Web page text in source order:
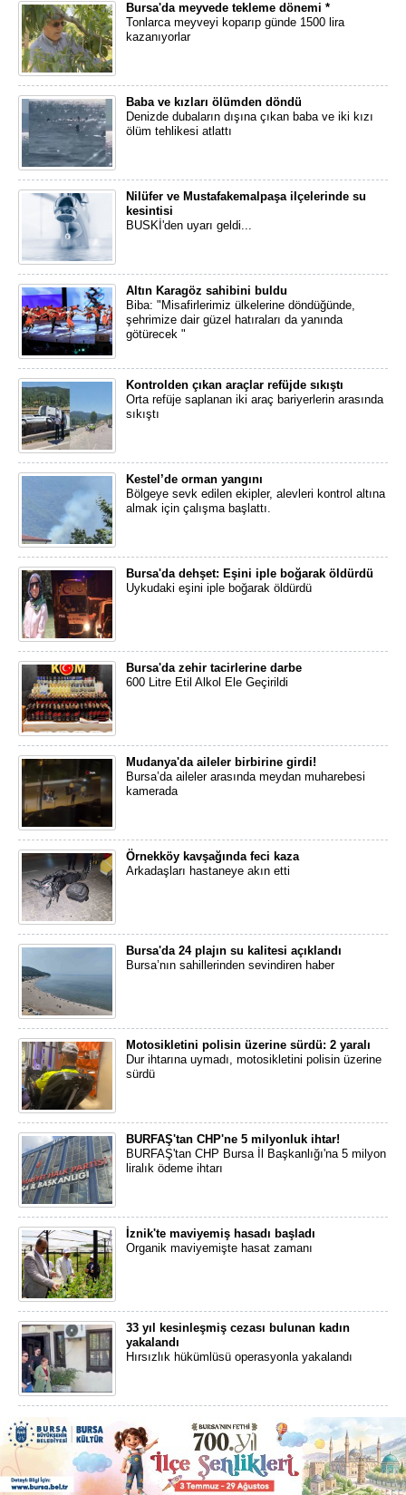
Bursa'da meyvede tekleme dönemi *
Tonlarca meyveyi koparıp günde 1500 lira
kazanıyorlar
Baba ve kızları ölümden döndü
Denizde dubaların dışına çıkan baba ve iki kızı
ölüm tehlikesi atlattı
Nilüfer ve Mustafakemalpaşa ilçelerinde su
kesintisi
BUSKİ'den uyarı geldi...
Altın Karagöz sahibini buldu
Biba: "Misafirlerimiz ülkelerine döndüğünde,
şehrimize dair güzel hatıraları da yanında
götürecek "
Kontrolden çıkan araçlar refüjde sıkıştı
Orta refüje saplanan iki araç bariyerlerin arasında
sıkıştı
Kestel’de orman yangını
Bölgeye sevk edilen ekipler, alevleri kontrol altına
almak için çalışma başlattı.
Bursa'da dehşet: Eşini iple boğarak öldürdü
Uykudaki eşini iple boğarak öldürdü
Bursa'da zehir tacirlerine darbe
600 Litre Etil Alkol Ele Geçirildi
Mudanya'da aileler birbirine girdi!
Bursa’da aileler arasında meydan muharebesi
kamerada
Örnekköy kavşağında feci kaza
Arkadaşları hastaneye akın etti
Bursa'da 24 plajın su kalitesi açıklandı
Bursa’nın sahillerinden sevindiren haber
Motosikletini polisin üzerine sürdü: 2 yaralı
Dur ihtarına uymadı, motosikletini polisin üzerine
sürdü
BURFAŞ'tan CHP'ne 5 milyonluk ihtar!
BURFAŞ'tan CHP Bursa İl Başkanlığı'na 5 milyon
liralık ödeme ihtarı
İznik'te maviyemiş hasadı başladı
Organik maviyemişte hasat zamanı
33 yıl kesinleşmiş cezası bulunan kadın
yakalandı
Hırsızlık hükümlüsü operasyonla yakalandı